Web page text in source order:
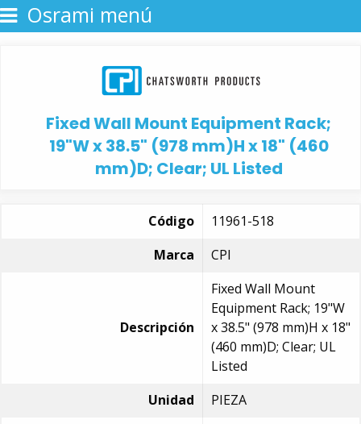
Osrami menú
Fixed Wall Mount Equipment Rack;
19"W x 38.5" (978 mm)H x 18" (460
mm)D; Clear; UL Listed
Código
11961-518
Marca
CPI
Descripción
Fixed Wall Mount
Equipment Rack; 19"W
x 38.5" (978 mm)H x 18"
(460 mm)D; Clear; UL
Listed
Unidad
PIEZA